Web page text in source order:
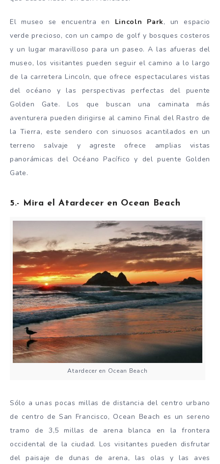
El museo se encuentra en Lincoln Park, un espacio
verde precioso, con un campo de golf y bosques costeros
y un lugar maravilloso para un paseo. A las afueras del
museo, los visitantes pueden seguir el camino a lo largo
de la carretera Lincoln, que ofrece espectaculares vistas
del océano y las perspectivas perfectas del puente
Golden Gate. Los que buscan una caminata más
aventurera pueden dirigirse al camino Final del Rastro de
la Tierra, este sendero con sinuosos acantilados en un
terreno salvaje y agreste ofrece amplias vistas
panorámicas del Océano Pacífico y del puente Golden
Gate.
5.- Mira el Atardecer en Ocean Beach
Atardecer en Ocean Beach
Sólo a unas pocas millas de distancia del centro urbano
de centro de San Francisco, Ocean Beach es un sereno
tramo de 3,5 millas de arena blanca en la frontera
occidental de la ciudad. Los visitantes pueden disfrutar
del paisaje de dunas de arena, las olas y las aves